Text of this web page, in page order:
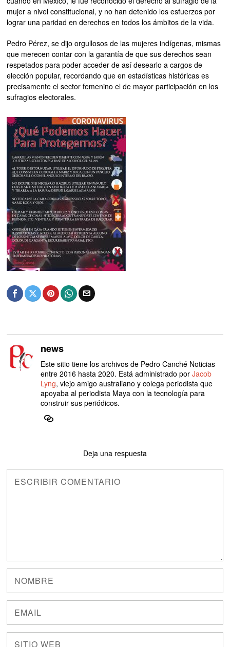
mujer a nivel constitucional, y no han detenido los esfuerzos por
lograr una paridad en derechos en todos los ámbitos de la vida.
Pedro Pérez, se dijo orgullosos de las mujeres indígenas, mismas
que merecen contar con la garantía de que sus derechos sean
respetados para poder acceder de así desearlo a cargos de
elección popular, recordando que en estadísticas históricas es
precisamente el sector femenino el de mayor participación en los
sufragios electorales.
news
Este sitio tiene los archivos de Pedro Canché Noticias
entre 2016 hasta 2020. Está administrado porJacob
Lyng, viejo amigo australiano y colega periodista que
apoyaba al periodista Maya con la tecnología para
construir sus periódicos.
Deja una respuesta